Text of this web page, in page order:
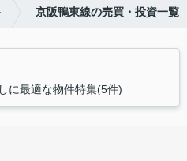
京阪鴨東線の売買・投資一覧
に最適な物件特集(5件)